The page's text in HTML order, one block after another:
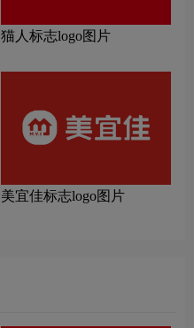
猫人标志logo图片
美宜佳标志logo图片